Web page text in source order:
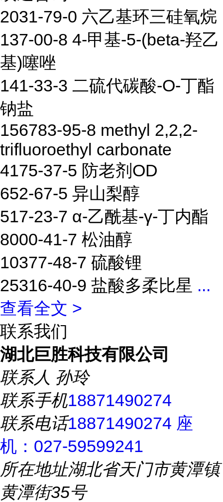
2031-79-0 六乙基环三硅氧烷
137-00-8 4-甲基-5-(beta-羟乙
基)噻唑
141-33-3 二硫代碳酸-O-丁酯
钠盐
156783-95-8 methyl 2,2,2-
trifluoroethyl carbonate
4175-37-5 防老剂OD
652-67-5 异山梨醇
517-23-7 α-乙酰基-γ-丁内酯
8000-41-7 松油醇
10377-48-7 硫酸锂
25316-40-9 盐酸多柔比星 ...
查看全文 >
联系我们
湖北巨胜科技有限公司
联系人 孙玲
联系手机18871490274
联系电话18871490274 座
机：027-59599241
所在地址湖北省天门市黄潭镇
黄潭街35号